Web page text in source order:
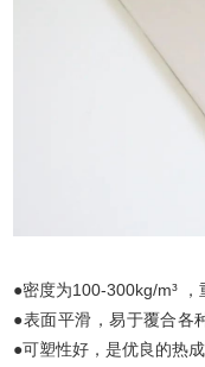
●密度为100-300kg/m³
●表面平滑，易于覆合各
●可塑性好，是优良的热